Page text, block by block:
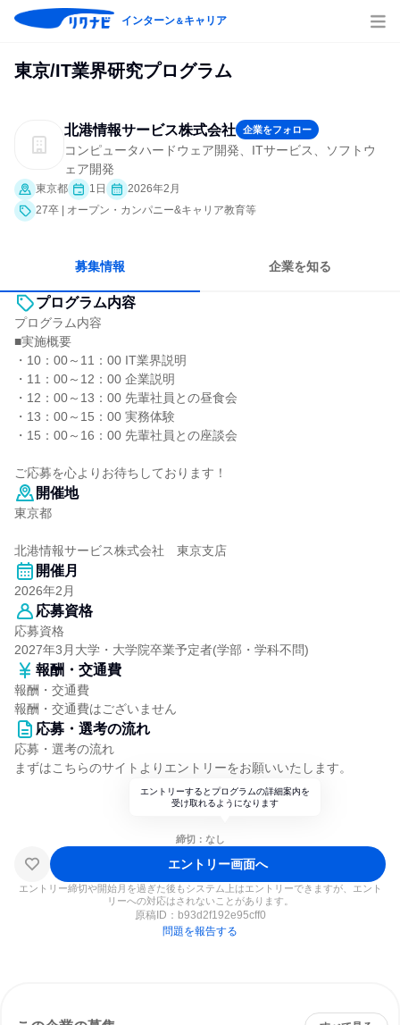
インターン＆キャリア
東京/IT業界研究プログラム
北港情報サービス株式会社 企業をフォロー
コンピュータハードウェア開発、ITサービス、ソフトウ
ェア開発
東京都 1日
2026年2月
27卒 | オープン・カンパニー&キャリア教育等
募集情報 企業を知る
プログラム内容
プログラム内容
■実施概要
・10：00～11：00 IT業界説明
・11：00～12：00 企業説明
・12：00～13：00 先輩社員との昼食会
・13：00～15：00 実務体験
・15：00～16：00 先輩社員との座談会
ご応募を心よりお待ちしております！
開催地
東京都
北港情報サービス株式会社 東京支店
開催月
2026年2月
応募資格
応募資格
2027年3月大学・大学院卒業予定者(学部・学科不問)
報酬・交通費
報酬・交通費
報酬・交通費はございません
応募・選考の流れ
応募・選考の流れ
まずはこちらのサイトよりエントリーをお願いいたします。
エントリーするとプログラムの詳細案内を
受け取れるようになります
締切：なし
エントリー画面へ
エントリー締切や開始月を過ぎた後もシステム上はエントリーできますが、エント
リーへの対応はされないことがあります。
原稿ID： b93d2f192e95cff0
問題を報告する